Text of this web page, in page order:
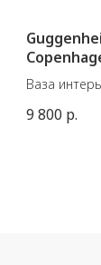
Ваза
Материал:
9 800 р.